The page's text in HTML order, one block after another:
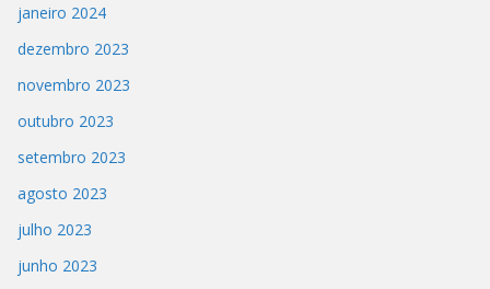
janeiro 2024
dezembro 2023
novembro 2023
outubro 2023
setembro 2023
agosto 2023
julho 2023
junho 2023